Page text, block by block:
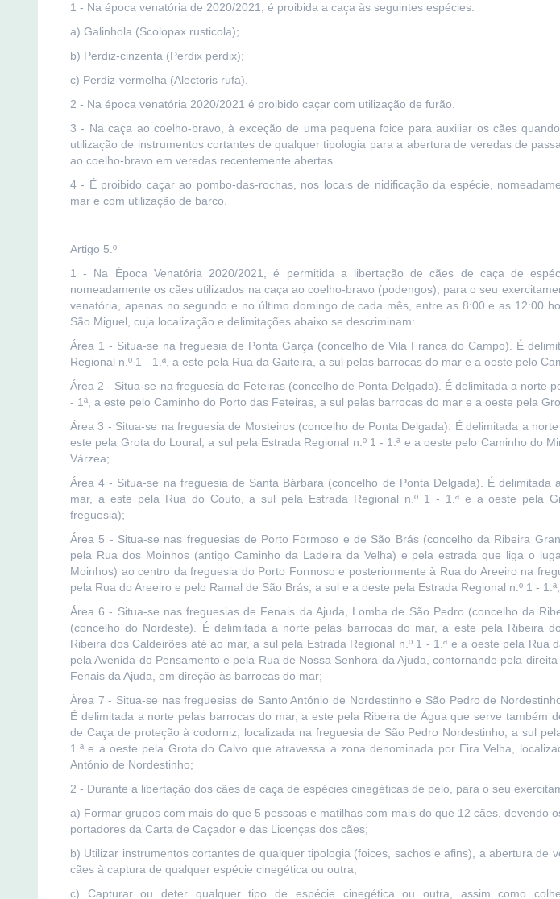
1 - Na época venatória de 2020/2021, é proibida a caça às seguintes espécies:
a) Galinhola (Scolopax rusticola);
b) Perdiz-cinzenta (Perdix perdix);
c) Perdiz-vermelha (Alectoris rufa).
2 - Na época venatória 2020/2021 é proibido caçar com utilização de furão.
3 - Na caça ao coelho-bravo, à exceção de uma pequena foice para auxiliar os cães
utilização de instrumentos cortantes de qualquer tipologia para a abertura de veredas de
ao coelho-bravo em veredas recentemente abertas.
4 - É proibido caçar ao pombo-das-rochas, nos locais de nidificação da espécie,
mar e com utilização de barco.
Artigo 5.º
1 - Na Época Venatória 2020/2021, é permitida a libertação de cães de caça de
nomeadamente os cães utilizados na caça ao coelho-bravo (podengos), para o seu
venatória, apenas no segundo e no último domingo de cada mês, entre as 8:00 e as 12:00
São Miguel, cuja localização e delimitações abaixo se descriminam:
Área 1 - Situa-se na freguesia de Ponta Garça (concelho de Vila Franca do Campo). É
Regional n.º 1 - 1.ª, a este pela Rua da Gaiteira, a sul pelas barrocas do mar e a oeste pelo
Área 2 - Situa-se na freguesia de Feteiras (concelho de Ponta Delgada). É delimitada a norte
- 1ª, a este pelo Caminho do Porto das Feteiras, a sul pelas barrocas do mar e a oeste pela
Área 3 - Situa-se na freguesia de Mosteiros (concelho de Ponta Delgada). É delimitada a
este pela Grota do Loural, a sul pela Estrada Regional n.º 1 - 1.ª e a oeste pelo Caminho do
Várzea;
Área 4 - Situa-se na freguesia de Santa Bárbara (concelho de Ponta Delgada). É delimitada
mar, a este pela Rua do Couto, a sul pela Estrada Regional n.º 1 - 1.ª e a oeste pela
freguesia);
Área 5 - Situa-se nas freguesias de Porto Formoso e de São Brás (concelho da Ribeira
pela Rua dos Moinhos (antigo Caminho da Ladeira da Velha) e pela estrada que liga o
Moinhos) ao centro da freguesia do Porto Formoso e posteriormente à Rua do Areeiro na
pela Rua do Areeiro e pelo Ramal de São Brás, a sul e a oeste pela Estrada Regional n.º 1 - 1.ª;
Área 6 - Situa-se nas freguesias de Fenais da Ajuda, Lomba de São Pedro (concelho da
(concelho do Nordeste). É delimitada a norte pelas barrocas do mar, a este pela Ribeira
Ribeira dos Caldeirões até ao mar, a sul pela Estrada Regional n.º 1 - 1.ª e a oeste pela Rua
pela Avenida do Pensamento e pela Rua de Nossa Senhora da Ajuda, contornando pela
Fenais da Ajuda, em direção às barrocas do mar;
Área 7 - Situa-se nas freguesias de Santo António de Nordestinho e São Pedro de
É delimitada a norte pelas barrocas do mar, a este pela Ribeira de Água que serve também
de Caça de proteção à codorniz, localizada na freguesia de São Pedro Nordestinho, a sul
1.ª e a oeste pela Grota do Calvo que atravessa a zona denominada por Eira Velha,
António de Nordestinho;
2 - Durante a libertação dos cães de caça de espécies cinegéticas de pelo, para o seu
a) Formar grupos com mais do que 5 pessoas e matilhas com mais do que 12 cães, devendo
portadores da Carta de Caçador e das Licenças dos cães;
b) Utilizar instrumentos cortantes de qualquer tipologia (foices, sachos e afins), a abertura de
cães à captura de qualquer espécie cinegética ou outra;
c) Capturar ou deter qualquer tipo de espécie cinegética ou outra, assim como